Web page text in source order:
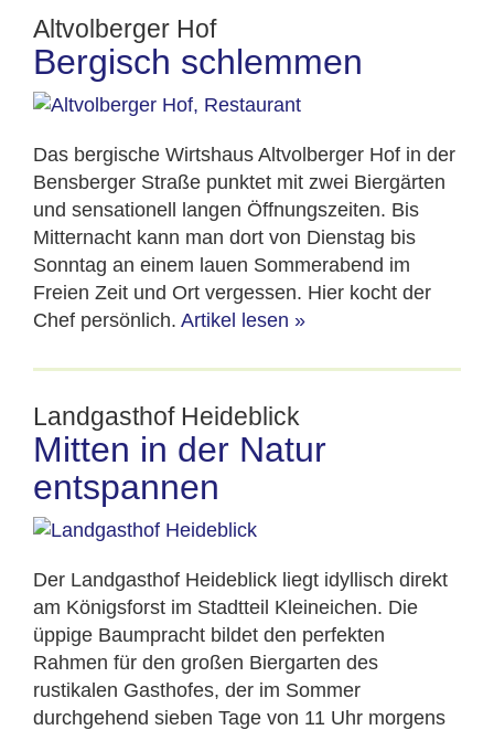
Altvolberger Hof
Bergisch schlemmen
Das bergische Wirtshaus Altvolberger Hof in der
Bensberger Straße punktet mit zwei Biergärten
und sensationell langen Öffnungszeiten. Bis
Mitternacht kann man dort von Dienstag bis
Sonntag an einem lauen Sommerabend im
Freien Zeit und Ort vergessen. Hier kocht der
Chef persönlich. Artikel lesen »
Landgasthof Heideblick
Mitten in der Natur
entspannen
Der Landgasthof Heideblick liegt idyllisch direkt
am Königsforst im Stadtteil Kleineichen. Die
üppige Baumpracht bildet den perfekten
Rahmen für den großen Biergarten des
rustikalen Gasthofes, der im Sommer
durchgehend sieben Tage von 11 Uhr morgens